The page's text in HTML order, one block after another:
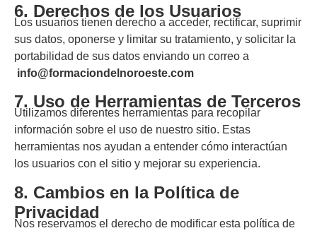
6. Derechos de los Usuarios
Los usuarios tienen derecho a acceder, rectificar, suprimir
sus datos, oponerse y limitar su tratamiento, y solicitar la
portabilidad de sus datos enviando un correo a
info@formaciondelnoroeste.com
7. Uso de Herramientas de Terceros
Utilizamos diferentes herramientas para recopilar
información sobre el uso de nuestro sitio. Estas
herramientas nos ayudan a entender cómo interactúan
los usuarios con el sitio y mejorar su experiencia.
8. Cambios en la Política de
Privacidad
Nos reservamos el derecho de modificar esta política de